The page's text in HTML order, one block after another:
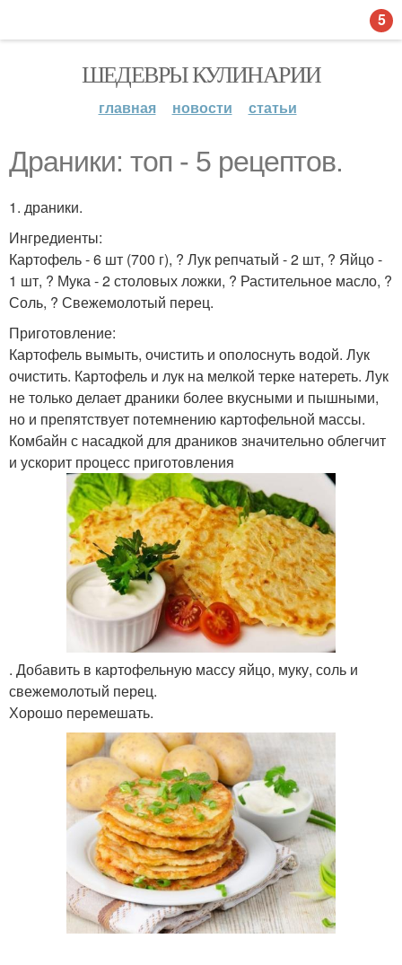
ШЕДЕВРЫ КУЛИНАРИИ
главная новости статьи
Драники: топ - 5 рецептов.
1. драники.
Ингредиенты:
Картофель - 6 шт (700 г), ? Лук репчатый - 2 шт, ? Яйцо -
1 шт, ? Мука - 2 столовых ложки, ? Растительное масло, ?
Соль, ? Свежемолотый перец.
Приготовление:
Картофель вымыть, очистить и ополоснуть водой. Лук
очистить. Картофель и лук на мелкой терке натереть. Лук
не только делает драники более вкусными и пышными,
но и препятствует потемнению картофельной массы.
Комбайн с насадкой для драников значительно облегчит
и ускорит процесс приготовления
. Добавить в картофельную массу яйцо, муку, соль и
свежемолотый перец.
Хорошо перемешать.
5